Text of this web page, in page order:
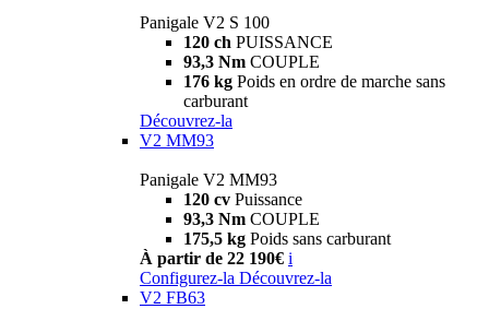
Panigale V2 S 100
120 ch PUISSANCE
93,3 Nm COUPLE
176 kg Poids en ordre de marche sans
carburant
Découvrez-la
V2 MM93
Panigale V2 MM93
120 cv Puissance
93,3 Nm COUPLE
175,5 kg Poids sans carburant
À partir de 22 190€ i
Configurez-la Découvrez-la
V2 FB63